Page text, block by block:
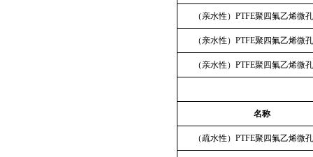
（亲水性）PTFE聚四氟乙烯微
（亲水性）PTFE聚四氟乙烯微
（亲水性）PTFE聚四氟乙烯微
名称
（疏水性）PTFE聚四氟乙烯微